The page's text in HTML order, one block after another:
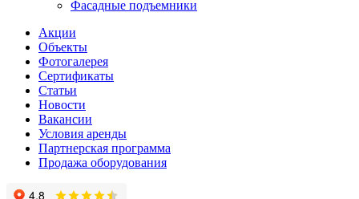
Фасадные подъемники
Акции
Объекты
Фотогалерея
Сертификаты
Статьи
Новости
Вакансии
Условия аренды
Партнерская программа
Продажа оборудования